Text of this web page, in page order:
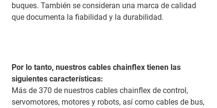
buques. También se consideran una marca de calidad
que documenta la fiabilidad y la durabilidad.
Por lo tanto, nuestros cables chainflex tienen las
siguientes características:
Más de 370 de nuestros cables chainflex de control,
servomotores, motores y robots, así como cables de bus,